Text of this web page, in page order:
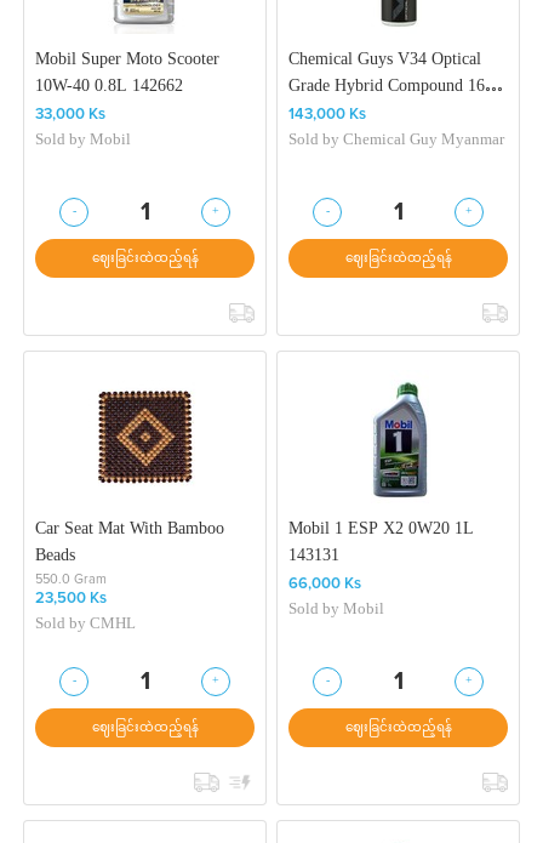
Mobil Super Moto Scooter
10W-40 0.8L 142662
33,000 Ks
Sold byMobil
- 1
+
ဈေးခြင်းထဲထည့်ရန်
Chemical Guys V34 Optical
Grade Hybrid Compound 16
OZ
143,000 Ks
Sold byChemical Guy Myanmar
- 1
+
ဈေးခြင်းထဲထည့်ရန်
Car Seat Mat With Bamboo
Beads
550.0 Gram
23,500 Ks
Sold byCMHL
- 1
+
ဈေးခြင်းထဲထည့်ရန်
Mobil 1 ESP X2 0W20 1L
143131
66,000 Ks
Sold byMobil
- 1
+
ဈေးခြင်းထဲထည့်ရန်